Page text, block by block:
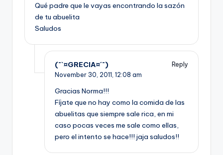
Qué padre que le vayas encontrando la sazón
de tu abuelita
Saludos
(¯`¤GRECIA¤´¯)
Reply
November 30, 2011, 12:08 am
Gracias Norma!!!
Fíjate que no hay como la comida de las
abuelitas que siempre sale rica, en mi
caso pocas veces me sale como ellas,
pero el intento se hace!!! jaja saludos!!